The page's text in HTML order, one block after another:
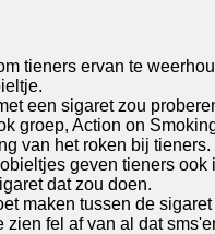
tieners ervan te
een sigaret zou
Action on
van het roken bij tieners.
geven tieners
dat zou doen.
maken tussen de
fel af van al dat